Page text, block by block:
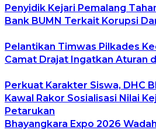
Penyidik Kejari Pemalang
Bank BUMN Terkait Korupsi
Pelantikan Timwas Pilkades
Camat Drajat Ingatkan Aturan
Perkuat Karakter Siswa, DHC
Kawal Rakor Sosialisasi Nilai
Petarukan
Bhayangkara Expo 2026